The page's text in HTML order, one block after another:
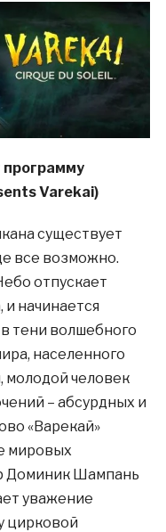
программу
Varekai)
существует
все возможно.
отпускает
начинается
тени волшебного
населенного
молодой человек
– абсурдных и
«Варекай»
мировых
Доминик Шампань
уважение
цирковой